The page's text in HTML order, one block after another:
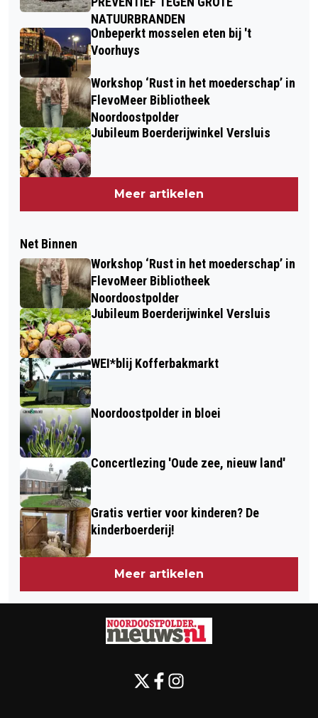
NATUURBRANDEN
Onbeperkt mosselen eten bij 't
Voorhuys
Workshop ‘Rust in het moederschap’ in
FlevoMeer Bibliotheek
Noordoostpolder
Jubileum Boerderijwinkel Versluis
Meer artikelen
Net Binnen
Workshop ‘Rust in het moederschap’ in
FlevoMeer Bibliotheek
Noordoostpolder
Jubileum Boerderijwinkel Versluis
WEI*blij Kofferbakmarkt
Noordoostpolder in bloei
Concertlezing 'Oude zee, nieuw land'
Gratis vertier voor kinderen? De
kinderboerderij!
Meer artikelen